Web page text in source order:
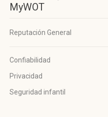
MyWOT
Reputación General
Confiabilidad
Privacidad
Seguridad infantil